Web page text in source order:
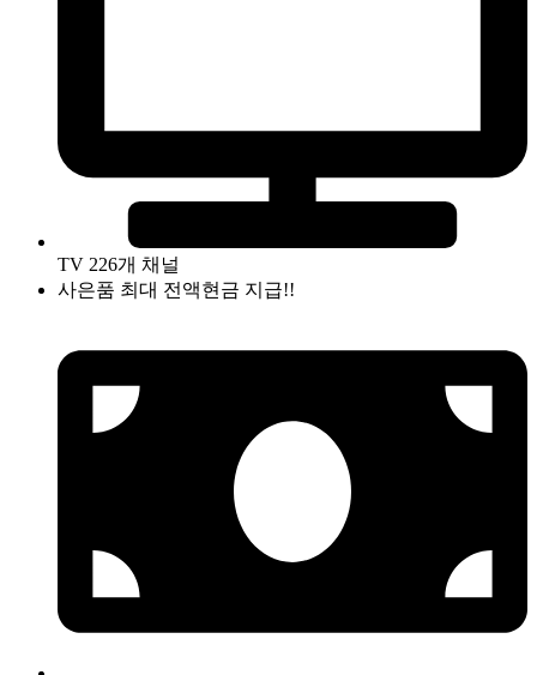
TV 226개 채널
사은품 최대 전액현금 지급!!